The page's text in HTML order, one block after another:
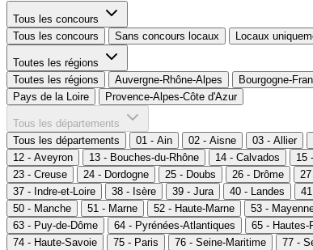
Tous les concours
Tous les concours
Sans concours locaux Locaux
Toutes les régions
Toutes les régions
Auvergne-Rhône-Alpes Bourgogne-
Pays de la Loire
Provence-Alpes-Côte d'Azur
Tous les départements
Tous les départements
01 - Ain 02 - Aisne 03 - Allier
12 - Aveyron
13 - Bouches-du-Rhône 14 - Calvados 15
23 - Creuse
24 - Dordogne 25 - Doubs 26 - Drôme
37 - Indre-et-Loire
38 - Isère 39 - Jura 40 - Landes
50 - Manche
51 - Marne 52 - Haute-Marne 53 -
63 - Puy-de-Dôme
64 - Pyrénées-Atlantiques 65 - Hautes-
74 - Haute-Savoie
75 - Paris 76 - Seine-Maritime 77 -